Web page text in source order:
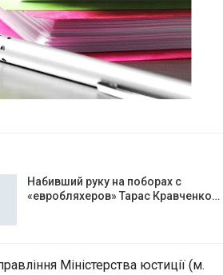
Набивший руку на поборах с
«евробляхеров» Тарас Кравченко…
Міністерства юстиції (м.